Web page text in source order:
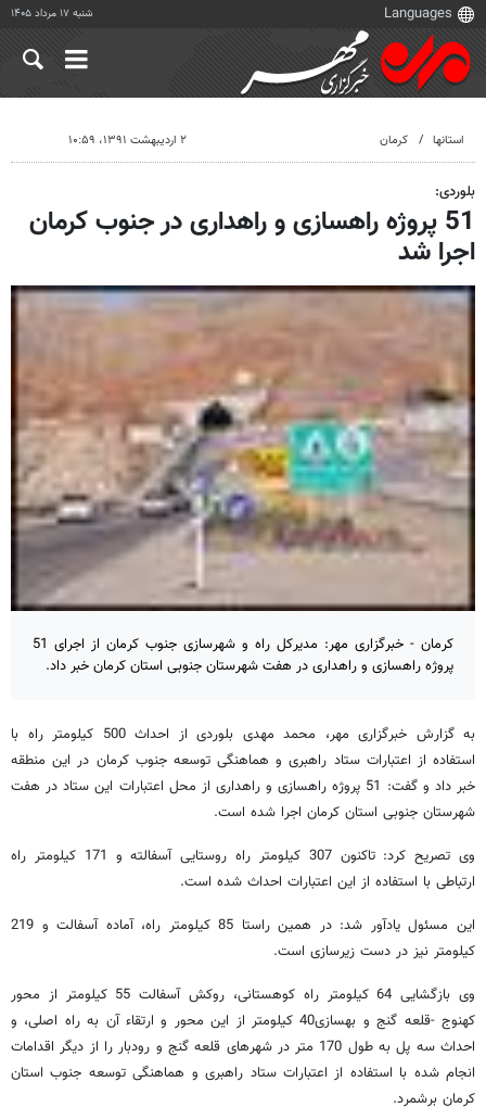
شنبه ۱۷ مرداد ۱۴۰۵
استانها کرمان ۲ اردیبهشت ۱۳۹۱، ۱۰:۵۹
بلوردی:
51 پروژه راهسازی و راهداری در جنوب کرمان
اجرا شد
کرمان - خبرگزاری مهر: مدیرکل راه و شهرسازی جنوب کرمان از اجرای 51
پروژه راهسازی و راهداری در هفت شهرستان جنوبی استان کرمان خبر داد.
به گزارش خبرگزاری مهر، محمد مهدی بلوردی از احداث 500 کیلومتر راه با
استفاده از اعتبارات ستاد راهبری و هماهنگی توسعه جنوب کرمان در این منطقه
خبر داد و گفت: 51 پروژه راهسازی و راهداری از محل اعتبارات این ستاد در هفت
شهرستان جنوبی استان کرمان اجرا شده است.
وی تصریح کرد: تاکنون 307 کیلومتر راه روستایی آسفالته و 171 کیلومتر راه
ارتباطی با استفاده از این اعتبارات احداث شده است.
این مسئول یادآور شد: در همین راستا 85 کیلومتر راه، آماده آسفالت و 219
کیلومتر نیز در دست زیرسازی است.
وی بازگشایی 64 کیلومتر راه کوهستانی، روکش آسفالت 55 کیلومتر از محور
کهنوج -قلعه گنج و بهسازی40 کیلومتر از این محور و ارتقاء آن به راه اصلی، و
احداث سه پل به طول 170 متر در شهرهای قلعه گنج و رودبار را از دیگر اقدامات
انجام شده با استفاده از اعتبارات ستاد راهبری و هماهنگی توسعه جنوب استان
کرمان برشمرد.